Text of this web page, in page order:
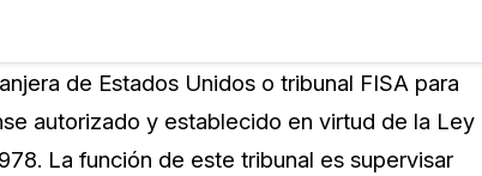
¿QUIÉN
CASEGUARD?
PreciosRecursos
de Estados Unidos o tribunal FISA para
autorizado y establecido en virtud de la Ley
La función de este tribunal es supervisar